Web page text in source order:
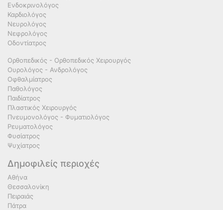
Ενδοκρινολόγος
Καρδιολόγος
Νευρολόγος
Νεφρολόγος
Οδοντίατρος
Ορθοπεδικός - Ορθοπεδικός Χειρουργός
Ουρολόγος - Ανδρολόγος
Οφθαλμίατρος
Παθολόγος
Παιδίατρος
Πλαστικός Χειρουργός
Πνευμονολόγος - Φυματιολόγος
Ρευματολόγος
Φυσίατρος
Ψυχίατρος
Δημοφιλείς περιοχές
Αθήνα
Θεσσαλονίκη
Πειραιάς
Πάτρα